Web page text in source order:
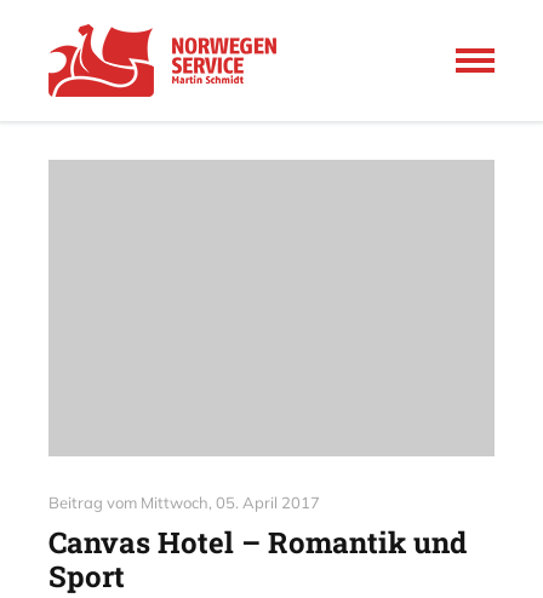
Beitrag vom Mittwoch, 05. April 2017
Canvas Hotel – Romantik und
Sport